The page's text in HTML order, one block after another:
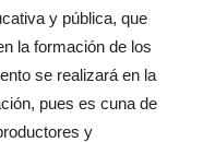
y pública, que
la formación de los
se realizará en la
pues es cuna de
y